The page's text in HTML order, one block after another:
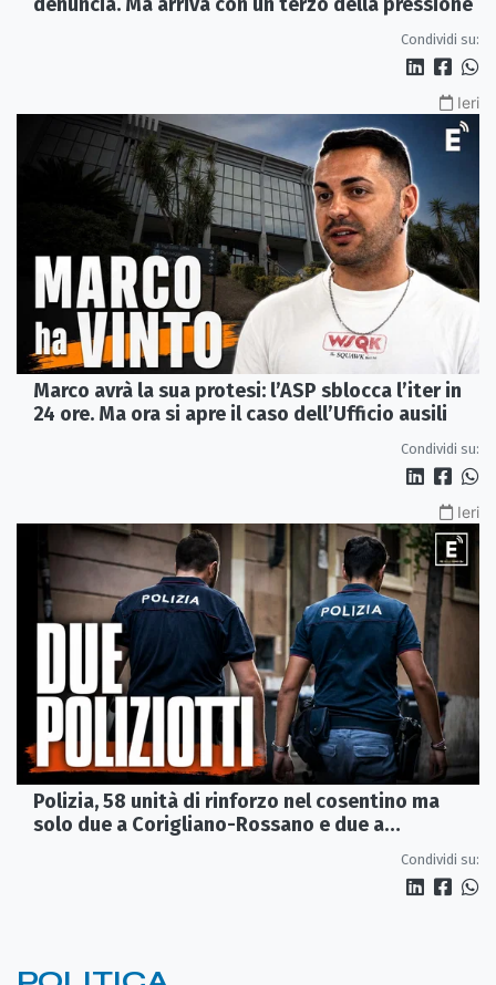
Condividi su:
Ieri
Marco avrà la sua protesi: l’ASP sblocca l’iter in
24 ore. Ma ora si apre il caso dell’Ufficio ausili
Condividi su:
Ieri
Polizia, 58 unità di rinforzo nel cosentino ma
solo due a Corigliano-Rossano e due a
Condividi su: